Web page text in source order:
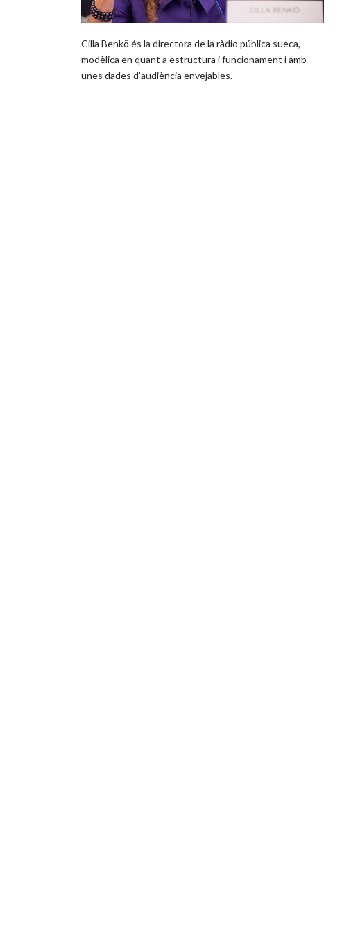
Cilla Benkö és la directora de la ràdio pública sueca,
modèlica en quant a estructura i funcionament i amb
unes dades d’audiència envejables.